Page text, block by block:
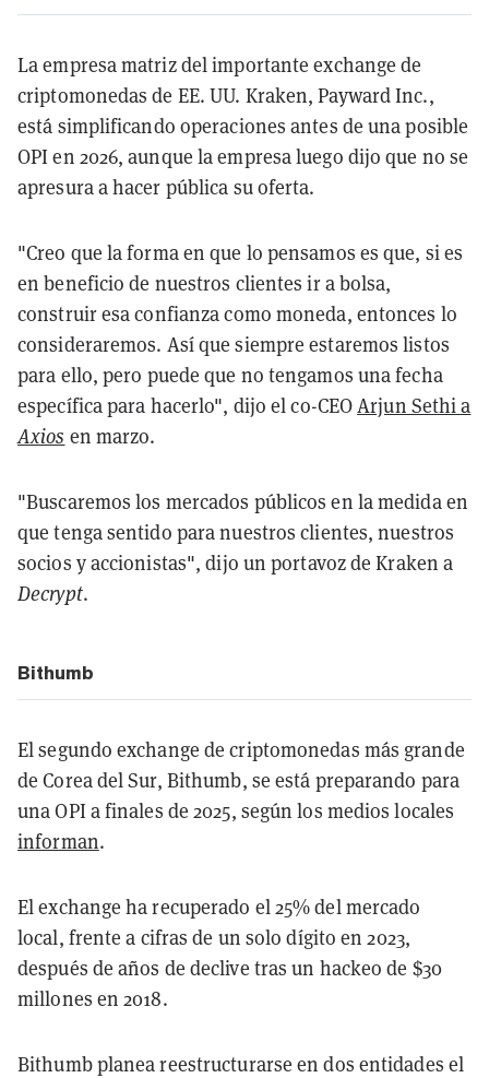
La empresa matriz del importante exchange de
criptomonedas de EE. UU. Kraken, Payward Inc.,
está simplificando operaciones antes de una posible
OPI en 2026, aunque la empresa luego dijo que no se
apresura a hacer pública su oferta.
"Creo que la forma en que lo pensamos es que, si es
en beneficio de nuestros clientes ir a bolsa,
construir esa confianza como moneda, entonces lo
consideraremos. Así que siempre estaremos listos
para ello, pero puede que no tengamos una fecha
específica para hacerlo", dijo el co-CEOArjun Sethi a
Axios en marzo.
"Buscaremos los mercados públicos en la medida en
que tenga sentido para nuestros clientes, nuestros
socios y accionistas", dijo un portavoz de Krakena
Decrypt.
Bithumb
El segundo exchange de criptomonedas más grande
de Corea del Sur, Bithumb, se está preparando para
una OPI a finales de 2025, según los medios locales
informan.
El exchange ha recuperado el 25% del mercado
local, frente a cifras de un solo dígito en 2023,
después de años de declive tras un hackeo de $30
millones en 2018.
Bithumb planea reestructurarse en dos entidades el